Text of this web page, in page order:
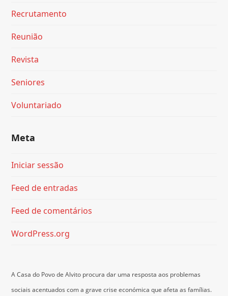
Recrutamento
Reunião
Revista
Seniores
Voluntariado
Meta
Iniciar sessão
Feed de entradas
Feed de comentários
WordPress.org
A Casa do Povo de Alvito procura dar uma resposta aos problemas
sociais acentuados com a grave crise económica que afeta as famílias.